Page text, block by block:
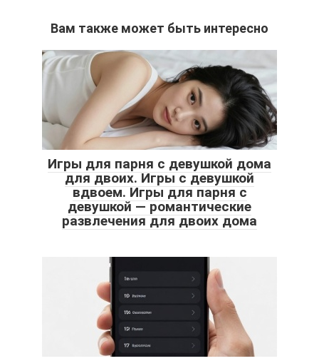
Вам также может быть интересно
Игры для парня с девушкой дома
для двоих. Игры с девушкой
вдвоем. Игры для парня с
девушкой — романтические
развлечения для двоих дома